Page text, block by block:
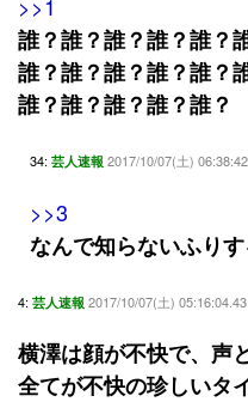
誰？誰？誰？誰？誰？
誰？誰？誰？誰？誰？
誰？誰？誰？誰？誰？
34: 芸人速報 2017/10/07(土)
>>3
なんで知らないふり
4: 芸人速報 2017/10/07(土)
横澤は顔が不快で、声
全てが不快の珍しいタ